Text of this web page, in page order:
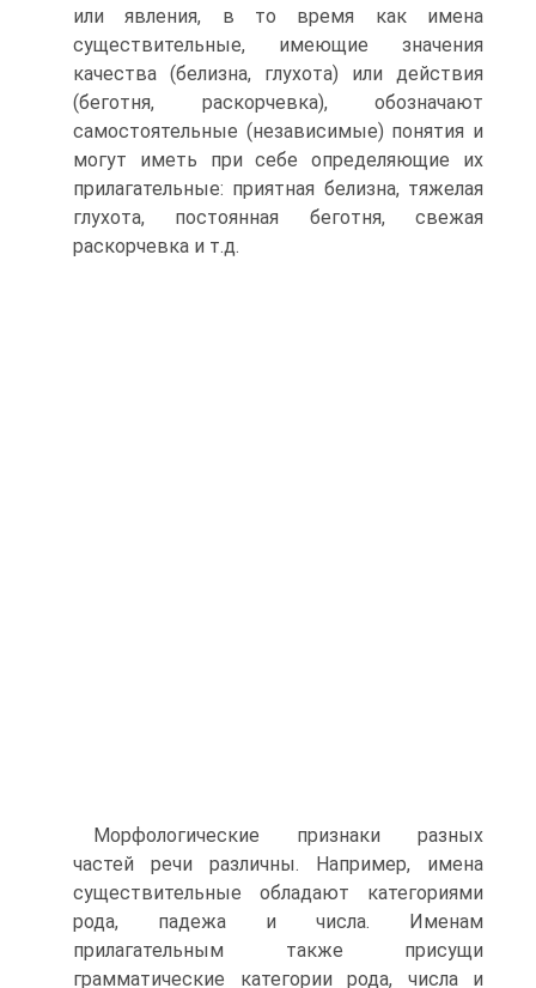
или явления, в то время как имена
существительные, имеющие значения
качества (белизна, глухота) или действия
(беготня, раскорчевка), обозначают
самостоятельные (независимые) понятия и
могут иметь при себе определяющие их
прилагательные: приятная белизна, тяжелая
глухота, постоянная беготня, свежая
раскорчевка и т.д.
Морфологические признаки разных
частей речи различны. Например, имена
существительные обладают категориями
рода, падежа и числа. Именам
прилагательным также присущи
грамматические категории рода, числа и